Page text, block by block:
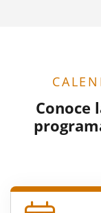
Conoce